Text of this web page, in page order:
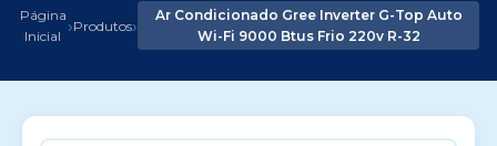
Página
Inicial ›Produtos›
Ar Condicionado Gree Inverter G-Top Auto
Wi-Fi 9000 Btus Frio 220v R-32